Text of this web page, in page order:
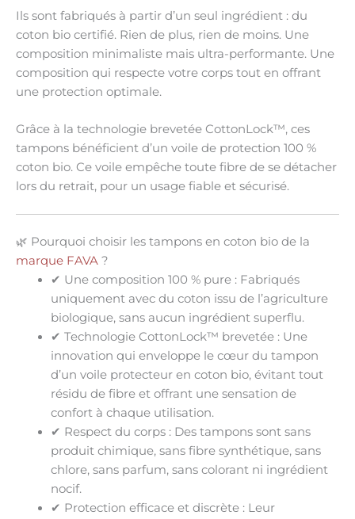
Ils sont fabriqués à partir d’un seul ingrédient : du
coton bio certifié. Rien de plus, rien de moins. Une
composition minimaliste mais ultra-performante. Une
composition qui respecte votre corps tout en offrant
une protection optimale.
Grâce à la technologie brevetée CottonLock™, ces
tampons bénéficient d’un voile de protection 100 %
coton bio. Ce voile empêche toute fibre de se détacher
lors du retrait, pour un usage fiable et sécurisé.
🌿 Pourquoi choisir les tampons en coton bio de la
marque FAVA ?
✔ Une composition 100 % pure: Fabriqués
uniquement avec du coton issu de l’agriculture
biologique, sans aucun ingrédient superflu.
✔ Technologie CottonLock™ brevetée: Une
innovation qui enveloppe le cœur du tampon
d’un voile protecteur en coton bio, évitant tout
résidu de fibre et offrant une sensation de
confortà chaque utilisation.
✔ Respect du corps: Des tampons sont sans
produit chimique, sans fibre synthétique, sans
chlore, sans parfum, sans colorant ni ingrédient
nocif.
✔ Protection efficace et discrète: Leur